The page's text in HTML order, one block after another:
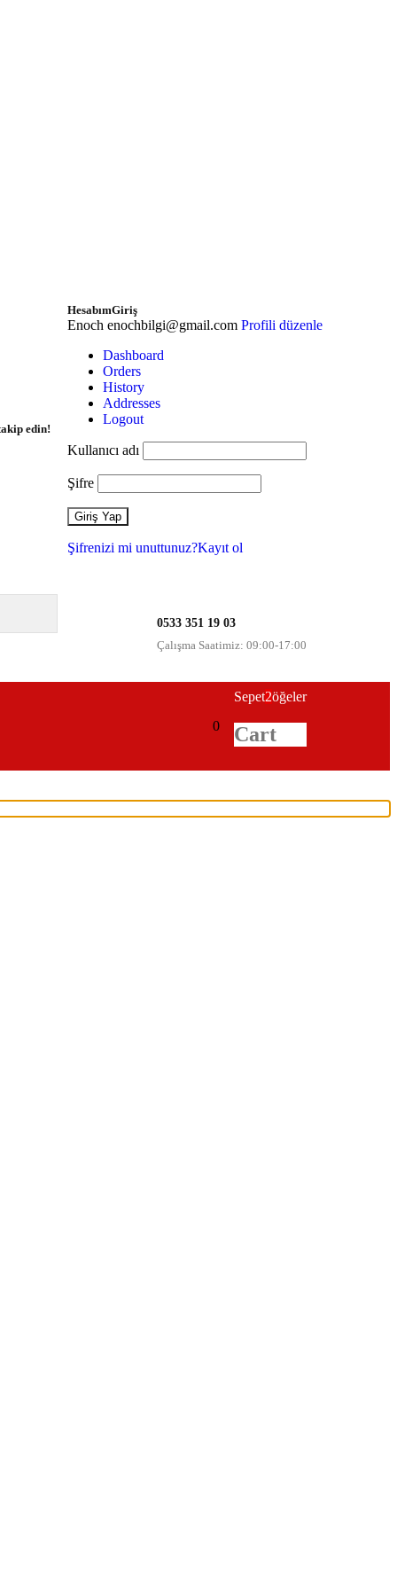
edin!
HesabımGiriş
Enoch enochbilgi@gmail.com Profili düzenle
Dashboard
Orders
History
Addresses
Logout
Kullanıcı adı
Şifre
Şifrenizi mi unuttunuz?Kayıt ol
0533 351 19 03
Çalışma Saatimiz: 09:00-17:00
0
Sepet2öğeler
Cart